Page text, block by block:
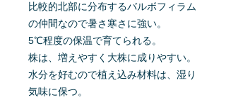
比較的北部に分布するバルボフィラム
の仲間なので暑さ寒さに強い。
5℃程度の保温で育てられる。
株は、増えやすく大株に成りやすい。
水分を好むので植え込み材料は、湿り
気味に保つ。